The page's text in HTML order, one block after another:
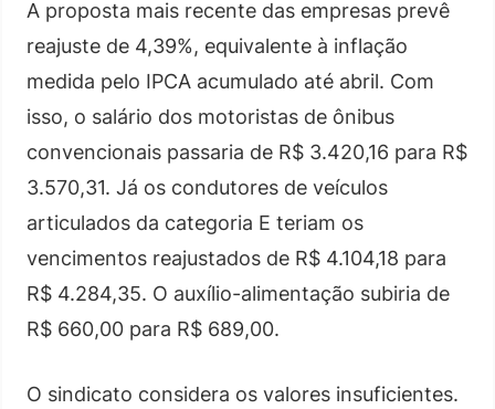
A proposta mais recente das empresas prevê
reajuste de 4,39%, equivalente à inflação
medida pelo IPCA acumulado até abril. Com
isso, o salário dos motoristas de ônibus
convencionais passaria de R$ 3.420,16 para R$
3.570,31. Já os condutores de veículos
articulados da categoria E teriam os
vencimentos reajustados de R$ 4.104,18 para
R$ 4.284,35. O auxílio-alimentação subiria de
R$ 660,00 para R$ 689,00.
O sindicato considera os valores insuficientes.